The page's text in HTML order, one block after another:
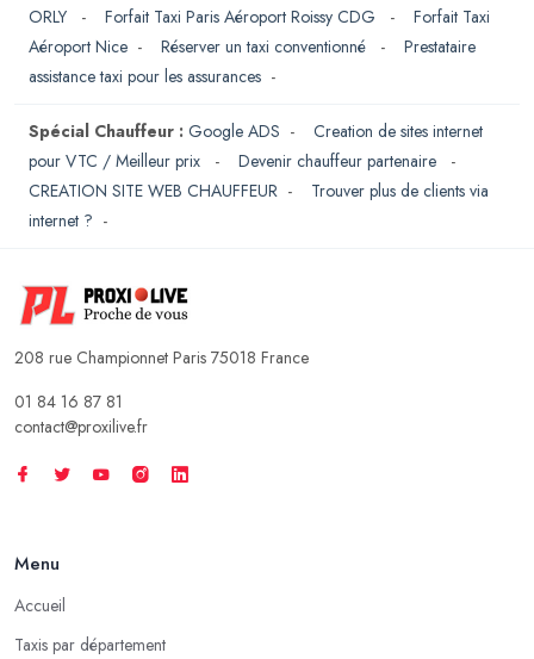
ORLY
- Forfait Taxi Paris Aéroport Roissy CDG - Forfait Taxi
Aéroport Nice - Réserver un taxi conventionné - Prestataire
assistance taxi pour les assurances -
Spécial Chauffeur : Google ADS - Creation de sites internet
pour VTC / Meilleur prix
- Devenir chauffeur partenaire
-
CREATION SITE WEB CHAUFFEUR - Trouver plus de clients via
internet ? -
208 rue Championnet Paris 75018 France
01 84 16 87 81
contact@proxilive.fr
Menu
Accueil
Taxis par département